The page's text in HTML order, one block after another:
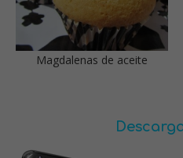
Magdalenas de aceite